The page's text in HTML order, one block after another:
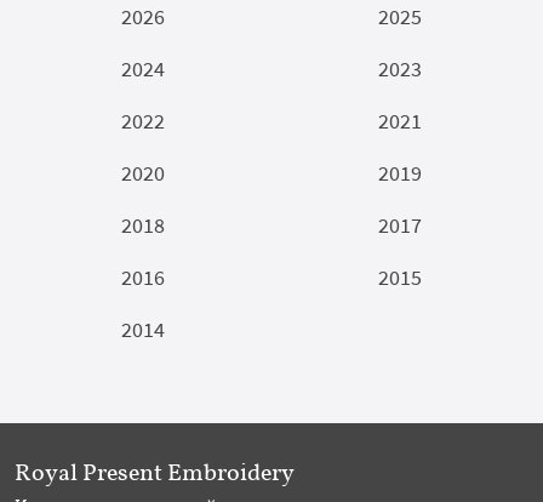
2026
2025
2024
2023
2022
2021
2020
2019
2018
2017
2016
2015
2014
Royal Present Embroidery